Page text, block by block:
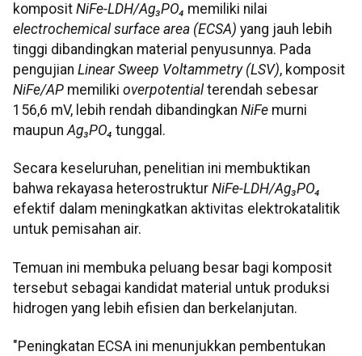
komposit NiFe-LDH/Ag₃PO₄ memiliki nilai
electrochemical surface area (ECSA) yang jauh lebih
tinggi dibandingkan material penyusunnya. Pada
pengujian Linear Sweep Voltammetry (LSV), komposit
NiFe/AP memiliki overpotential terendah sebesar
156,6 mV, lebih rendah dibandingkan NiFe murni
maupun Ag₃PO₄ tunggal.
Secara keseluruhan, penelitian ini membuktikan
bahwa rekayasa heterostruktur NiFe-LDH/Ag₃PO₄
efektif dalam meningkatkan aktivitas elektrokatalitik
untuk pemisahan air.
Temuan ini membuka peluang besar bagi komposit
tersebut sebagai kandidat material untuk produksi
hidrogen yang lebih efisien dan berkelanjutan.
"Peningkatan ECSA ini menunjukkan pembentukan